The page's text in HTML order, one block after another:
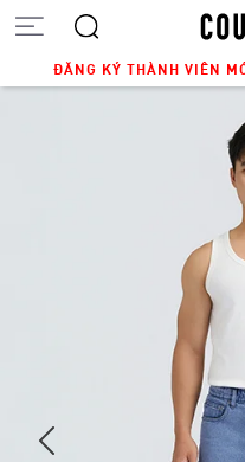
ĐĂNG KÝ THÀNH VIÊN